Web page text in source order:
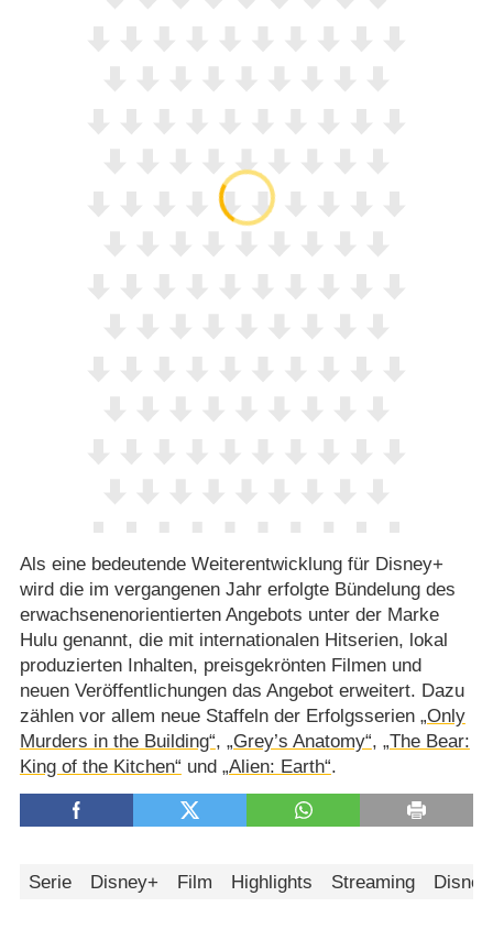
Als eine bedeutende Weiterentwicklung für Disney+
wird die im vergangenen Jahr erfolgte Bündelung des
erwachsenenorientierten Angebots unter der Marke
Hulu genannt, die mit internationalen Hitserien, lokal
produzierten Inhalten, preisgekrönten Filmen und
neuen Veröffentlichungen das Angebot erweitert. Dazu
zählen vor allem neue Staffeln der Erfolgsserien „Only
Murders in the Building“, „Grey’s Anatomy“, „The Bear:
King of the Kitchen“ und „Alien: Earth“.
Serie Disney+ Film Highlights Streaming Disney